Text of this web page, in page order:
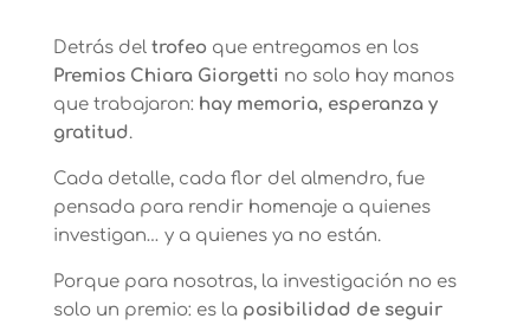
Detrás del trofeo que entregamos en los
Premios Chiara Giorgetti no solo hay manos
que trabajaron: hay memoria, esperanza y
gratitud.
Cada detalle, cada flor del almendro, fue
pensada para rendir homenaje a quienes
investigan… y a quienes ya no están.
Porque para nosotras, la investigación no es
solo un premio: es la posibilidad de seguir